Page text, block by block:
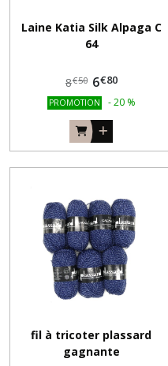
Laine Katia Silk Alpaga C
64
8€50 6€80
PROMOTION -20 %
fil à tricoter plassard
gagnante